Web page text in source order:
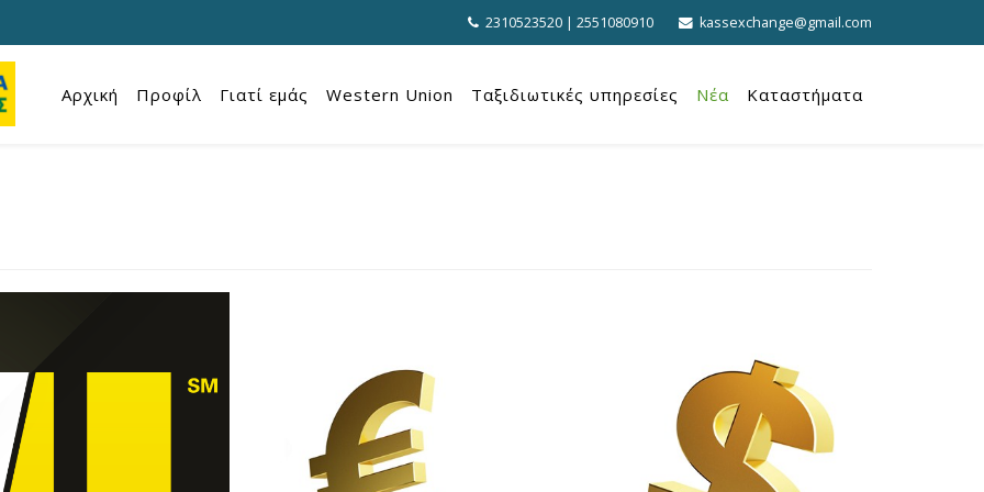
2310523520 | 2551080910 kassexchange@gmail.com
Αρχική Προφίλ Γιατί εμάς Western Union Ταξιδιωτικές υπηρεσίες Νέα Καταστήματα